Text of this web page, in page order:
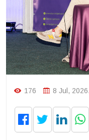
176 8 Jul,